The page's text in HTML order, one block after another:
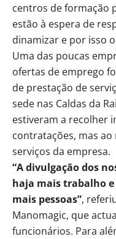
centros de formação
estão à espera de
dinamizar e por isso
Uma das poucas
ofertas de emprego
de prestação de
sede nas Caldas da
estiveram a recolher
contratações, mas
serviços da empresa.
“A divulgação dos
haja mais trabalho
mais pessoas”,
Manomagic, que
funcionários. Para